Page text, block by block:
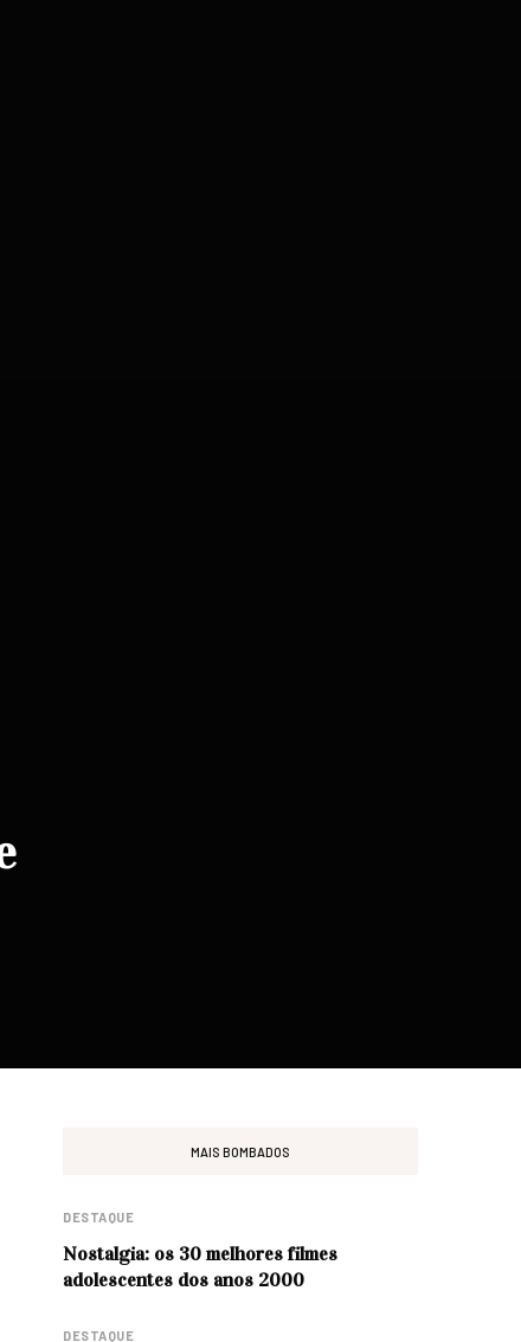
MAIS BOMBADOS
DESTAQUE
Nostalgia: os 30 melhores filmes
adolescentes dos anos 2000
DESTAQUE